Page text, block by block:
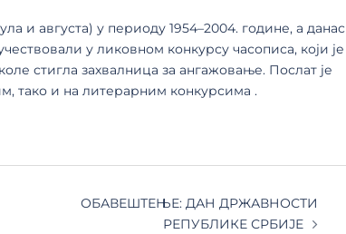
и августа) у периоду 1954–2004. године, а данас
у ликовном конкурсу часописа, који је
стигла захвалница за ангажовање. Послат је
тако и на литерарним конкурсима .
ОБАВЕШТЕЊЕ: ДАН ДРЖАВНОСТИ
РЕПУБЛИКЕ СРБИЈЕ